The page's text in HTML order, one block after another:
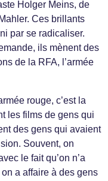
Holger Meins, de
Ces brillants
par se radicaliser.
ils mènent des
de la RFA, l’armée
rouge, c’est la
les films de gens qui
des gens qui avaient
Souvent, on
le fait qu’on n’a
a affaire à des gens